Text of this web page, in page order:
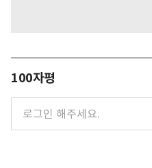
100자평